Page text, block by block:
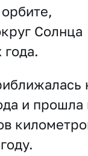
Солнца
и прошла